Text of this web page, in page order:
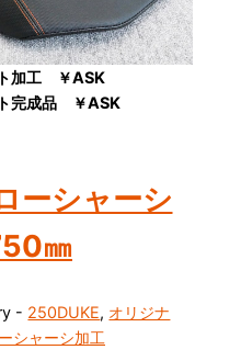
ト加工 ￥ASK
完成品
￥ASK
シャーシ
㎜
- 250DUKE, オリジナ
シャーシ加工